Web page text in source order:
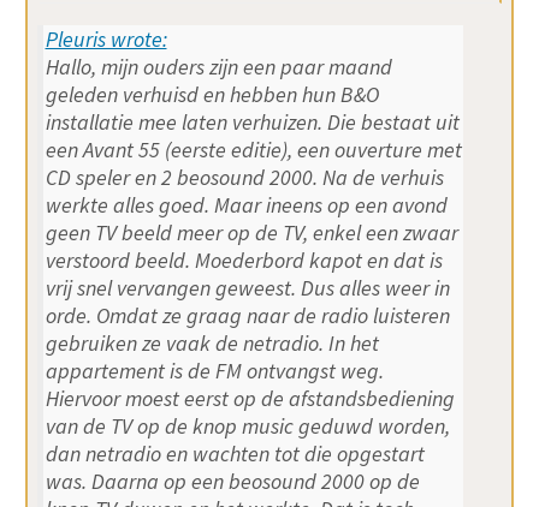
Pleuris wrote:
Hallo, mijn ouders zijn een paar maand
geleden verhuisd en hebben hun B&O
installatie mee laten verhuizen. Die bestaat uit
een Avant 55 (eerste editie), een ouverture met
CD speler en 2 beosound 2000. Na de verhuis
werkte alles goed. Maar ineens op een avond
geen TV beeld meer op de TV, enkel een zwaar
verstoord beeld. Moederbord kapot en dat is
vrij snel vervangen geweest. Dus alles weer in
orde. Omdat ze graag naar de radio luisteren
gebruiken ze vaak de netradio. In het
appartement is de FM ontvangst weg.
Hiervoor moest eerst op de afstandsbediening
van de TV op de knop music geduwd worden,
dan netradio en wachten tot die opgestart
was. Daarna op een beosound 2000 op de